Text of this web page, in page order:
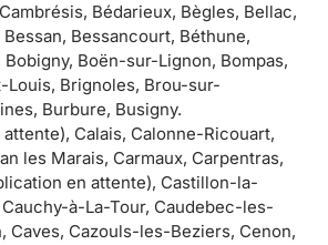
Bédarieux, Bègles, Bellac,
Bessancourt, Béthune,
Boën-sur-Lignon, Bompas,
Brignoles, Brou-sur-
Burbure, Busigny.
attente), Calais, Calonne-Ricouart,
les Marais, Carmaux, Carpentras,
en attente), Castillon-la-
à-La-Tour, Caudebec-les-
Caves, Cazouls-les-Beziers, Cenon,